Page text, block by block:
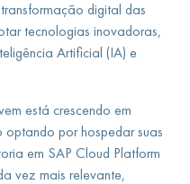
digital das
tecnologias inovadoras,
Artificial (IA) e
está crescendo em
optando por hospedar suas
em SAP Cloud Platform
vez mais relevante,